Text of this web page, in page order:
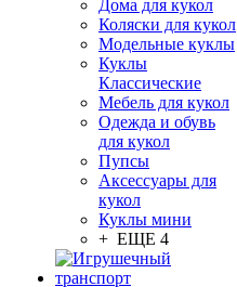
Дома для кукол
Коляски для кукол
Модельные куклы
Куклы
Классические
Мебель для кукол
Одежда и обувь
для кукол
Пупсы
Аксессуары для
кукол
Куклы мини
+ ЕЩЕ 4